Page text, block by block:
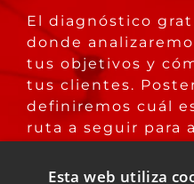
El diagnóstico
donde
tus objetivos y
tus clientes.
definiremos cuál
ruta a seguir para
Descubre qué
Esta web utiliza